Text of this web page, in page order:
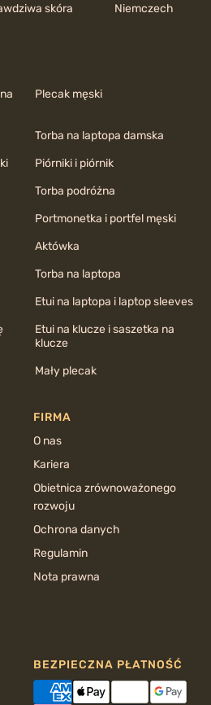
skóra Niemczech
Plecak męski
Torba na laptopa damska
Piórniki i piórnik
Torba podróżna
Portmonetka i portfel męski
Aktówka
Torba na laptopa
Etui na laptopa i laptop sleeves
Etui na klucze i saszetka na
klucze
Mały plecak
FIRMA
O nas
Kariera
Obietnica zrównoważonego
rozwoju
Ochrona danych
Regulamin
Nota prawna
BEZPIECZNA PŁATNOŚĆ